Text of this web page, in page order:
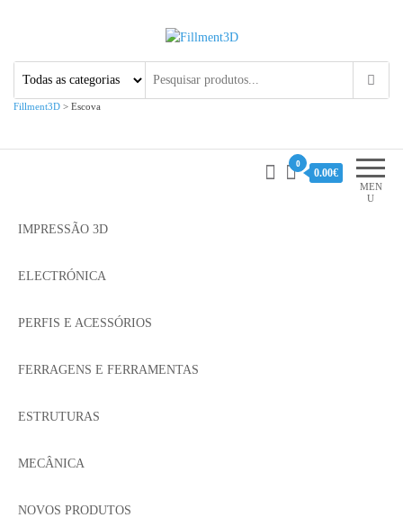
Fillment3D
Fillment3D > Escova
MEN
U
0
0.00€
IMPRESSÃO 3D
ELECTRÓNICA
PERFIS E ACESSÓRIOS
FERRAGENS E FERRAMENTAS
ESTRUTURAS
MECÂNICA
NOVOS PRODUTOS